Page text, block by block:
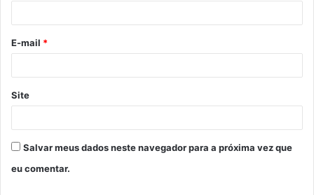
*
E-mail *
Site
Salvar meus dados neste navegador para a próxima vez que
eu comentar.